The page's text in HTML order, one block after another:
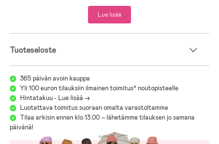
- Asennus: ISOFIX ja auton turvavyö.
- Telakka ei sisälly pakkaukseen, vaan se myydään erikseen.
- Hyväksytty lentokoneisiin TÜV:n (EU) mukaan.
- Lapsen suositeltu pituus: 40–85 cm.
- Enimmäiskuormitus: 13 kg.
- Ikäsuositus: 0 kk +.
- Pakkaukseen sisältyy: vastasyntyneen lisäosa, istuinsuoja.
Me Jollyroomilla tiedämme, kuinka tärkeää on valita turvaistuin, joka
sopii juuri sinun lapsesi tarpeisiin. Eri mallien, merkkien ja toimintojen
Lue lisää
Tuoteseloste
365 päivän avoin kauppa
Yli 100 euron tilauksiin ilmainen toimitus* noutopisteelle
Hintatakuu - Lue lisää ->
Luotettava toimitus suoraan omalta varastoltamme
Tilaa arkisin ennen klo 13.00 – lähetämme tilauksen jo samana
päivänä!